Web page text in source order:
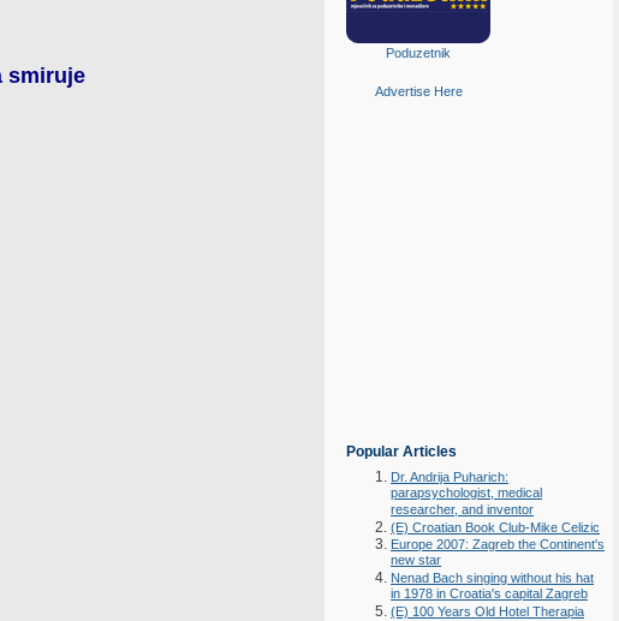
smiruje
Poduzetnik
Advertise Here
Popular Articles
Dr. Andrija Puharich:
parapsychologist, medical
researcher, and inventor
(E) Croatian Book Club-Mike Celizic
Europe 2007: Zagreb the Continent's
new star
Nenad Bach singing without his hat
in 1978 in Croatia's capital Zagreb
(E) 100 Years Old Hotel Therapia